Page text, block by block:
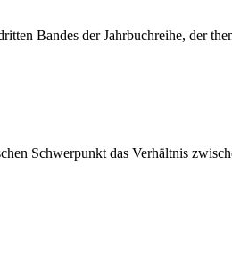
Bandes der Jahrbuchreihe, der
Schwerpunkt das Verhältnis